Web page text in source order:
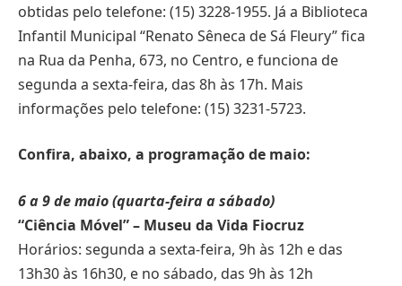
obtidas pelo telefone: (15) 3228-1955. Já a Biblioteca
Infantil Municipal “Renato Sêneca de Sá Fleury” fica
na Rua da Penha, 673, no Centro, e funciona de
segunda a sexta-feira, das 8h às 17h. Mais
informações pelo telefone: (15) 3231-5723.
Confira, abaixo, a programação de maio:
6 a 9 de maio (quarta-feira a sábado)
“Ciência Móvel” – Museu da Vida Fiocruz
Horários: segunda a sexta-feira, 9h às 12h e das
13h30 às 16h30, e no sábado, das 9h às 12h